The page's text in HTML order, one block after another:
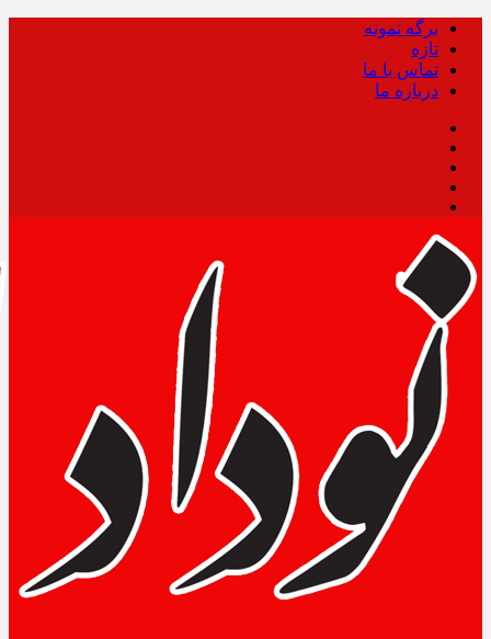
برگه نمونه
تازه
تماس با ما
درباره ما